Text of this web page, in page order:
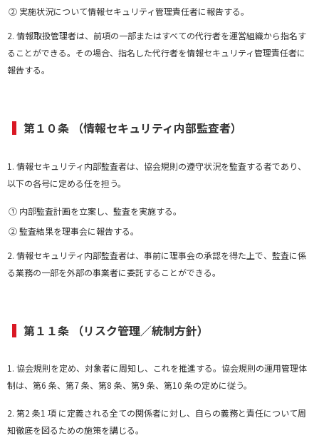
② 実施状況について情報セキュリティ管理責任者に報告する。
2. 情報取扱管理者は、前項の一部またはすべての代行者を運営組織から指名す
ることができる。その場合、指名した代行者を情報セキュリティ管理責任者に
報告する。
第１０条 （情報セキュリティ内部監査者）
1. 情報セキュリティ内部監査者は、協会規則の遵守状況を監査する者であり、
以下の各号に定める任を担う。
① 内部監査計画を立案し、監査を実施する。
② 監査結果を理事会に報告する。
2. 情報セキュリティ内部監査者は、事前に理事会の承認を得た上で、監査に係
る業務の一部を外部の事業者に委託することができる。
第１１条 （リスク管理／統制方針）
1. 協会規則を定め、対象者に周知し、これを推進する。協会規則の運用管理体
制は、第6 条、第7 条、第8 条、第9 条、第10 条の定めに従う。
2. 第2 条1 項 に定義される全ての関係者に対し、自らの義務と責任について周
知徹底を図るための施策を講じる。